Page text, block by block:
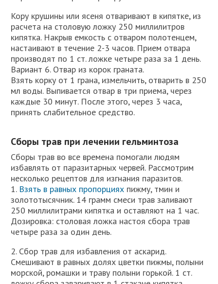
Кору крушины или ясеня отваривают в кипятке, из
расчета на столовую ложку 250 миллилитров
кипятка. Накрыв емкость с отваром полотенцем,
настаивают в течение 2-3 часов. Прием отвара
производят по 1 ст. ложке четыре раза за 1 день.
Вариант 6. Отвар из корок граната.
Взять корку от 1 грана, измельчить, отварить в 250
мл воды. Выпивается отвар в три приема, через
каждые 30 минут. После этого, через 3 часа,
принять слабительное средство.
Сборы трав при лечении гельминтоза
Сборы трав во все времена помогали людям
избавлять от паразитарных червей. Рассмотрим
несколько рецептов для изгнания паразитов.
1. Взять в равных пропорциях пижму, тмин и
золототысячник. 14 грамм смеси трав заливают
250 миллилитрами кипятка и оставляют на 1 час.
Дозировка: столовая ложка настоя сбора трав
четыре раза за один день.
2. Сбор трав для избавления от аскарид.
Смешивают в равных долях цветки пижмы, полыни
морской, ромашки и траву полыни горькой. 1 ст.